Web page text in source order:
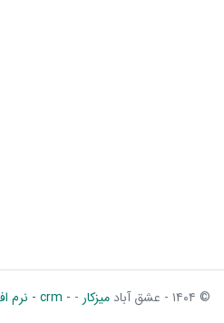
© ۱۴۰۴ - عشق آباد میزکار - - crm - نرم افزار ابری مدیریت کسب و کار